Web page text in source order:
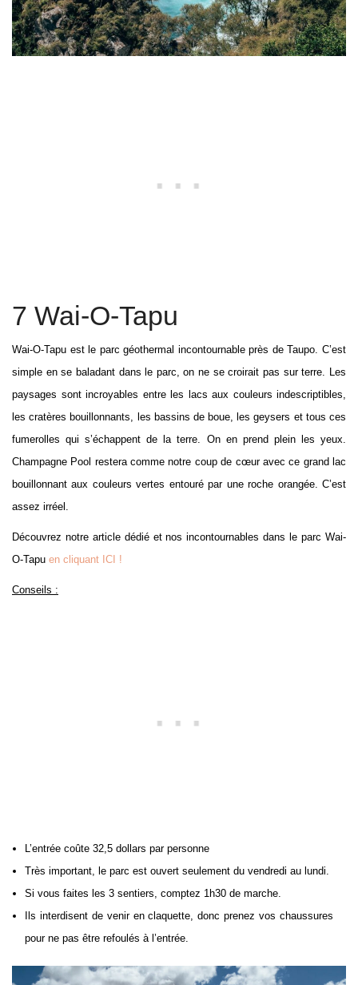
7 Wai-O-Tapu
Wai-O-Tapu est le parc géothermal incontournable près de Taupo. C’est
simple en se baladant dans le parc, on ne se croirait pas sur terre. Les
paysages sont incroyables entre les lacs aux couleurs indescriptibles,
les cratères bouillonnants, les bassins de boue, les geysers et tous ces
fumerolles qui s’échappent de la terre. On en prend plein les yeux.
Champagne Pool restera comme notre coup de cœur avec ce grand lac
bouillonnant aux couleurs vertes entouré par une roche orangée. C’est
assez irréel.
Découvrez notre article dédié et nos incontournables dans le parc Wai-
O-Tapu en cliquant ICI !
Conseils :
L’entrée coûte 32,5 dollars par personne
Très important, le parc est ouvert seulement du vendredi au lundi.
Si vous faites les 3 sentiers, comptez 1h30 de marche.
Ils interdisent de venir en claquette, donc prenez vos chaussures
pour ne pas être refoulés à l’entrée.